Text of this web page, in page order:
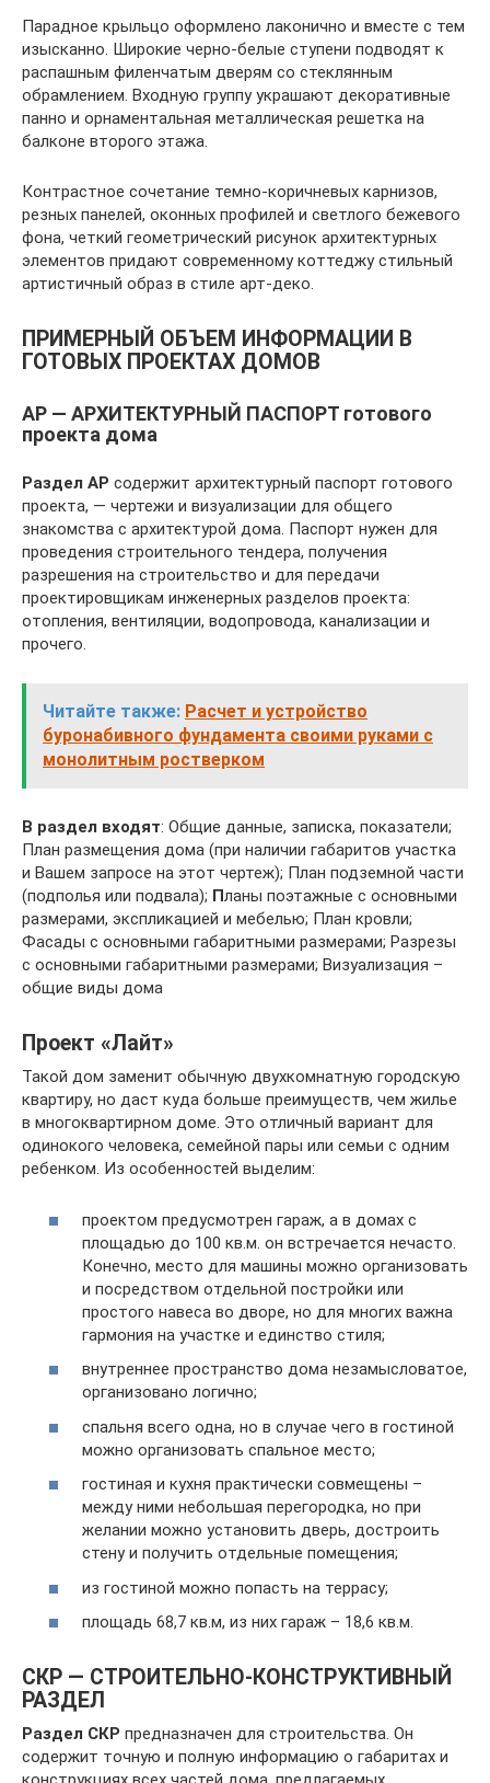
Парадное крыльцо оформлено лаконично и вместе с тем
изысканно. Широкие черно-белые ступени подводят к
распашным филенчатым дверям со стеклянным
обрамлением. Входную группу украшают декоративные
панно и орнаментальная металлическая решетка на
балконе второго этажа.
Контрастное сочетание темно-коричневых карнизов,
резных панелей, оконных профилей и светлого бежевого
фона, четкий геометрический рисунок архитектурных
элементов придают современному коттеджу стильный
артистичный образ в стиле арт-деко.
ПРИМЕРНЫЙ ОБЪЕМ ИНФОРМАЦИИ В
ГОТОВЫХ ПРОЕКТАХ ДОМОВ
АР — АРХИТЕКТУРНЫЙ ПАСПОРТ готового
проекта дома
Раздел АР содержит архитектурный паспорт готового
проекта, — чертежи и визуализации для общего
знакомства с архитектурой дома. Паспорт нужен для
проведения строительного тендера, получения
разрешения на строительство и для передачи
проектировщикам инженерных разделов проекта:
отопления, вентиляции, водопровода, канализации и
прочего.
Читайте также: Расчет и устройство
буронабивного фундамента своими руками с
монолитным ростверком
В раздел входят: Общие данные, записка, показатели;
План размещения дома (при наличии габаритов участка
и Вашем запросе на этот чертеж); План подземной части
(подполья или подвала); Планы поэтажные с основными
размерами, экспликацией и мебелью; План кровли;
Фасады с основными габаритными размерами; Разрезы
с основными габаритными размерами; Визуализация –
общие виды дома
Проект «Лайт»
Такой дом заменит обычную двухкомнатную городскую
квартиру, но даст куда больше преимуществ, чем жилье
в многоквартирном доме. Это отличный вариант для
одинокого человека, семейной пары или семьи с одним
ребенком. Из особенностей выделим:
проектом предусмотрен гараж, а в домах с
площадью до 100 кв.м. он встречается нечасто.
Конечно, место для машины можно организовать
и посредством отдельной постройки или
простого навеса во дворе, но для многих важна
гармония на участке и единство стиля;
внутреннее пространство дома незамысловатое,
организовано логично;
спальня всего одна, но в случае чего в гостиной
можно организовать спальное место;
гостиная и кухня практически совмещены –
между ними небольшая перегородка, но при
желании можно установить дверь, достроить
стену и получить отдельные помещения;
из гостиной можно попасть на террасу;
площадь 68,7 кв.м, из них гараж – 18,6 кв.м.
СКР — СТРОИТЕЛЬНО-КОНСТРУКТИВНЫЙ
РАЗДЕЛ
Раздел СКР предназначен для строительства. Он
содержит точную и полную информацию о габаритах и